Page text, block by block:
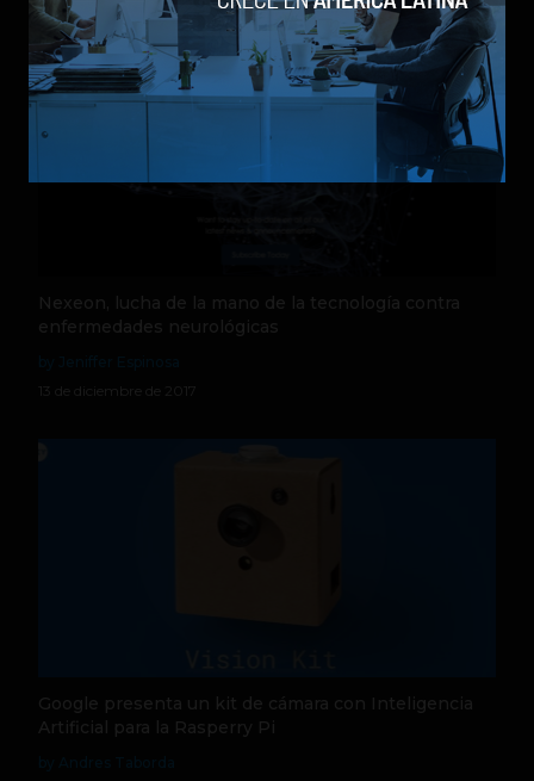
Nexeon, lucha de la mano de la tecnología contra
enfermedades neurológicas
13 de diciembre de 2017
Google presenta un kit de cámara con Inteligencia
Artificial para la Rasperry Pi